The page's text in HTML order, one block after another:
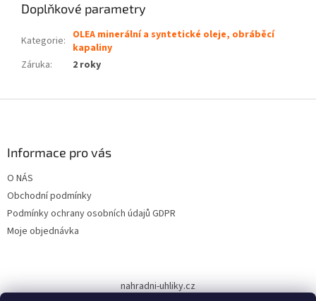
Doplňkové parametry
Kategorie: OLEA minerální a syntetické oleje, obráběcí
kapaliny
Záruka: 2 roky
Informace pro vás
O NÁS
Obchodní podmínky
Podmínky ochrany osobních údajů GDPR
Moje objednávka
nahradni-uhliky.cz